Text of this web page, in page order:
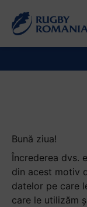
Bună ziua!
Încrederea dvs.
din acest motiv
datelor pe care
care le utilizăm